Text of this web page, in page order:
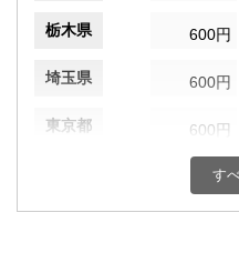
栃木県 600円
埼玉県 600円
東京都 600円
600円
す